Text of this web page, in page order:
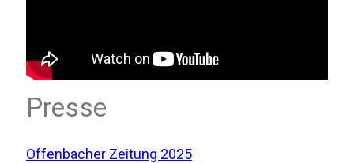
Presse
Offenbacher Zeitung 2025